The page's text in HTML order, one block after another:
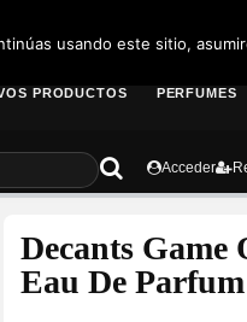
PRODUCTOS PERFUMES
Acceder
Decants Game
Eau De
usando este sitio,